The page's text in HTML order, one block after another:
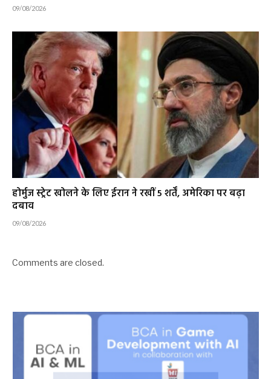
09/08/2026
होर्मुज स्ट्रेट खोलने के लिए ईरान ने रखीं 5 शर्तें, अमेरिका पर बढ़ा
दबाव
09/08/2026
Comments are closed.